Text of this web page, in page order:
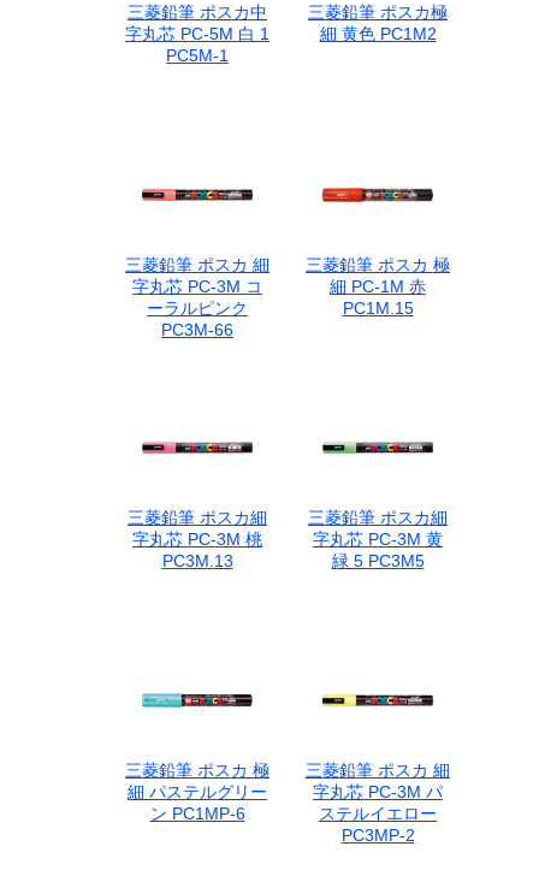
三菱鉛筆 ポスカ中
字丸芯 PC-5M 白 1
PC5M-1
三菱鉛筆 ポスカ極
細 黄色 PC1M2
三菱鉛筆 ポスカ 細
字丸芯 PC-3M コ
ーラルピンク
PC3M-66
三菱鉛筆 ポスカ 極
細 PC-1M 赤
PC1M.15
三菱鉛筆 ポスカ細
字丸芯 PC-3M 桃
PC3M.13
三菱鉛筆 ポスカ細
字丸芯 PC-3M 黄
緑 5 PC3M5
三菱鉛筆 ポスカ 極
細 パステルグリー
ン PC1MP-6
三菱鉛筆 ポスカ 細
字丸芯 PC-3M パ
ステルイエロー
PC3MP-2